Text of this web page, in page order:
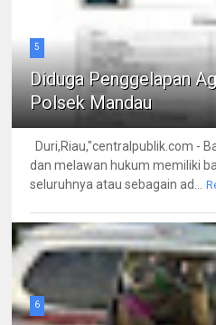
5
Diduga Penggelapan
Polsek Mandau
Duri,Riau,"centralpublik.com -
dan melawan hukum memiliki
seluruhnya atau sebagain ad...
6